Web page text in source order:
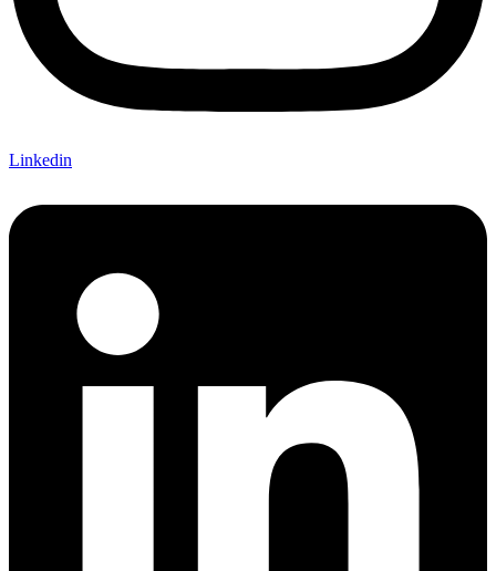
Linkedin